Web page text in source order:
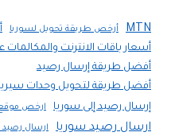
MTN أرخص طريقة تحويل لسوريا
أسعار باقات الانترنت
أفضل طريقة إرسال رصيد
أفضل طريقة لتحويل وحدات
إرسال رصيد إلى سوريا
ارخص
ارسال رصيد سوريا
ارسال